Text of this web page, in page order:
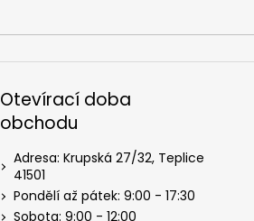
Otevírací doba
obchodu
Adresa: Krupská 27/32, Teplice
41501
Pondělí až pátek: 9:00 - 17:30
Sobota: 9:00 - 12:00